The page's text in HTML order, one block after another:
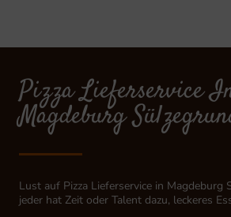
Pizza Lieferservice
Magdeburg
Lust auf Pizza Lieferservice in Magdeburg
jeder hat Zeit oder Talent dazu, leckeres